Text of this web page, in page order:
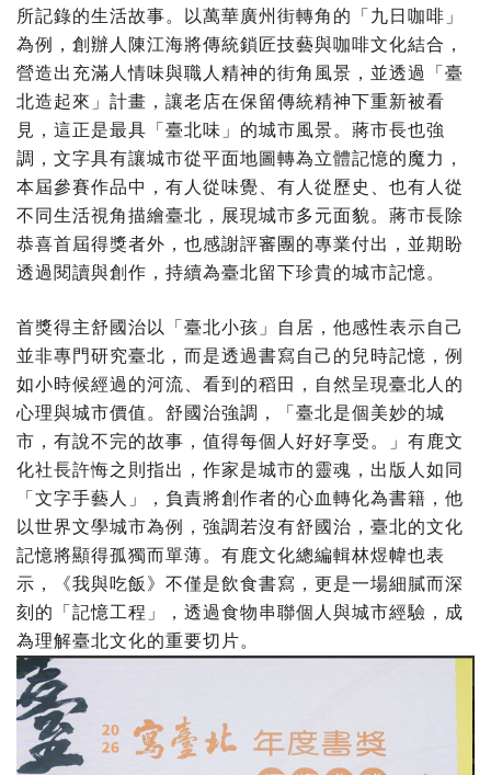
所記錄的生活故事。以萬華廣州街轉角的「九日咖啡」
為例，創辦人陳江海將傳統鎖匠技藝與咖啡文化結合，
營造出充滿人情味與職人精神的街角風景，並透過「臺
北造起來」計畫，讓老店在保留傳統精神下重新被看
見，這正是最具「臺北味」的城市風景。蔣市長也強
調，文字具有讓城市從平面地圖轉為立體記憶的魔力，
本屆參賽作品中，有人從味覺、有人從歷史、也有人從
不同生活視角描繪臺北，展現城市多元面貌。蔣市長除
恭喜首屆得獎者外，也感謝評審團的專業付出，並期盼
透過閱讀與創作，持續為臺北留下珍貴的城市記憶。
首獎得主舒國治以「臺北小孩」自居，他感性表示自己
並非專門研究臺北，而是透過書寫自己的兒時記憶，例
如小時候經過的河流、看到的稻田，自然呈現臺北人的
心理與城市價值。舒國治強調，「臺北是個美妙的城
市，有說不完的故事，值得每個人好好享受。」有鹿文
化社長許悔之則指出，作家是城市的靈魂，出版人如同
「文字手藝人」，負責將創作者的心血轉化為書籍，他
以世界文學城市為例，強調若沒有舒國治，臺北的文化
記憶將顯得孤獨而單薄。有鹿文化總編輯林煜幃也表
示，《我與吃飯》不僅是飲食書寫，更是一場細膩而深
刻的「記憶工程」，透過食物串聯個人與城市經驗，成
為理解臺北文化的重要切片。